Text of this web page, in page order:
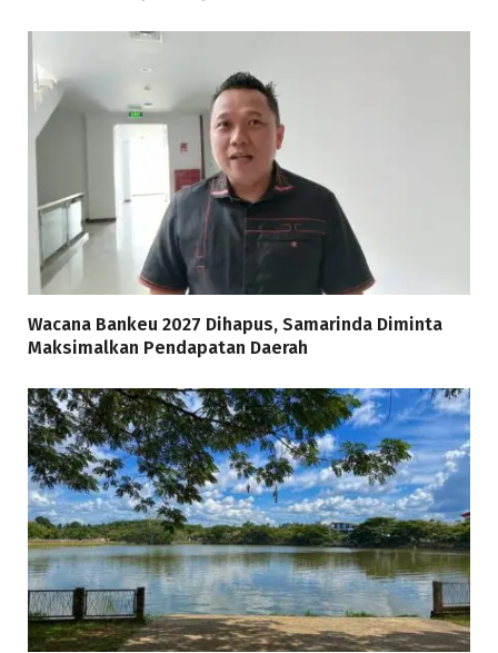
Wacana Bankeu 2027 Dihapus, Samarinda Diminta
Maksimalkan Pendapatan Daerah